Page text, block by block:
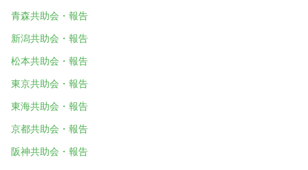
青森共助会・報告
新潟共助会・報告
松本共助会・報告
東京共助会・報告
東海共助会・報告
京都共助会・報告
阪神共助会・報告